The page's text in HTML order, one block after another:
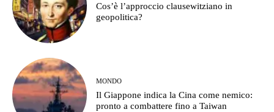
Cos’è l’approccio clausewitziano in
geopolitica?
MONDO
Il Giappone indica la Cina come nemico:
pronto a combattere fino a Taiwan